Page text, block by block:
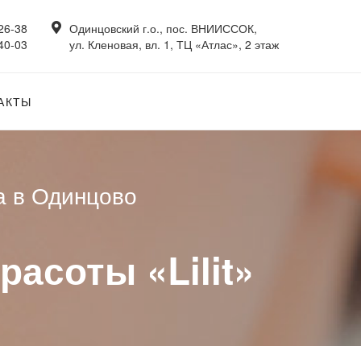
38
03
Одинцовский г.о., пос. ВНИИССОК,
ул. Кленовая, вл. 1, ТЦ «Атлас», 2 этаж
в Одинцово
«Lilit»